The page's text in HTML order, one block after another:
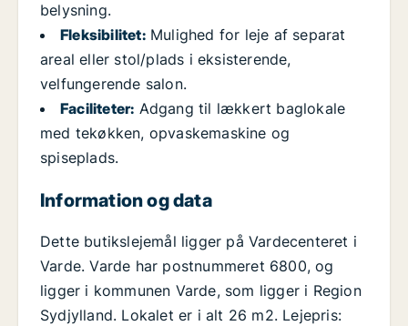
belysning.
Fleksibilitet:Mulighed for leje af separat
areal eller stol/plads i eksisterende,
velfungerende salon.
Faciliteter: Adgang til lækkert baglokale
med tekøkken, opvaskemaskine og
spiseplads.
Information og data
Dette butikslejemål ligger på Vardecenteret i
Varde. Varde har postnummeret 6800, og
ligger i kommunen Varde, som ligger i Region
Sydjylland. Lokalet er i alt 26 m2. Lejepris: